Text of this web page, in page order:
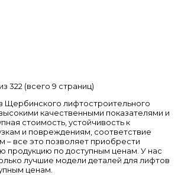
322 (всего 9 страниц)
Щербинского лифтостроительного
качественными показателями и
стоимость, устойчивость к
и повреждениям, соответствие
– все это позволяет приобрести
продукцию по доступным ценам. У нас
лучшие модели деталей для лифтов
ценам.